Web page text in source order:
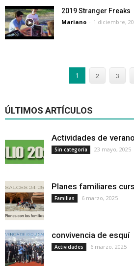
2019 Stranger Freaks
Mariano - 1 diciembre,
1 2 3
ÚLTIMOS ARTÍCULOS
Actividades de
Sin categoría 23 mayo, 2025
Planes familiares
Familias 6 marzo, 2025
convivencia de esquí
Actividades 6 marzo, 2025